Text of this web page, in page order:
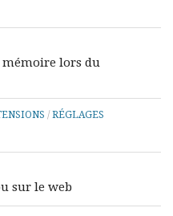
lors du
/ RÉGLAGES
sur le web